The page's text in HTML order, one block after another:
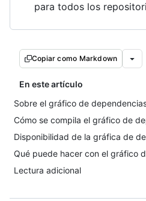
para todos los
Copiar como Markdown
En este artículo
Sobre el gráfico de
Cómo se compila el gráfico de
Disponibilidad de la gráfica de
Qué puede hacer con el gráfico
Lectura adicional